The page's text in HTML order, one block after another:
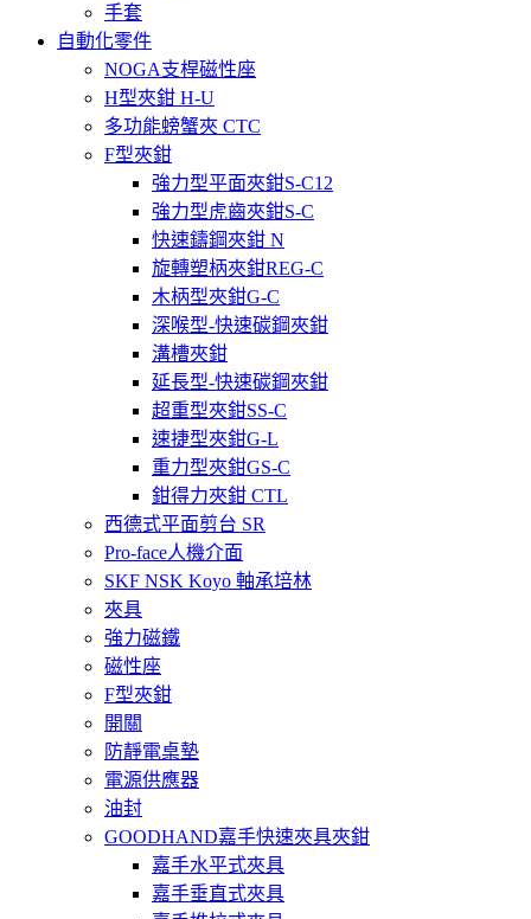
手套
自動化零件
NOGA支桿磁性座
H型夾鉗 H-U
多功能螃蟹夾 CTC
F型夾鉗
強力型平面夾鉗S-C12
強力型虎齒夾鉗S-C
快速鑄鋼夾鉗 N
旋轉塑柄夾鉗REG-C
木柄型夾鉗G-C
深喉型-快速碳鋼夾鉗
溝槽夾鉗
延長型-快速碳鋼夾鉗
超重型夾鉗SS-C
速捷型夾鉗G-L
重力型夾鉗GS-C
鉗得力夾鉗 CTL
西德式平面剪台 SR
Pro-face人機介面
SKF NSK Koyo 軸承培林
夾具
強力磁鐵
磁性座
F型夾鉗
開關
防靜電桌墊
電源供應器
油封
GOODHAND嘉手快速夾具夾鉗
嘉手水平式夾具
嘉手垂直式夾具